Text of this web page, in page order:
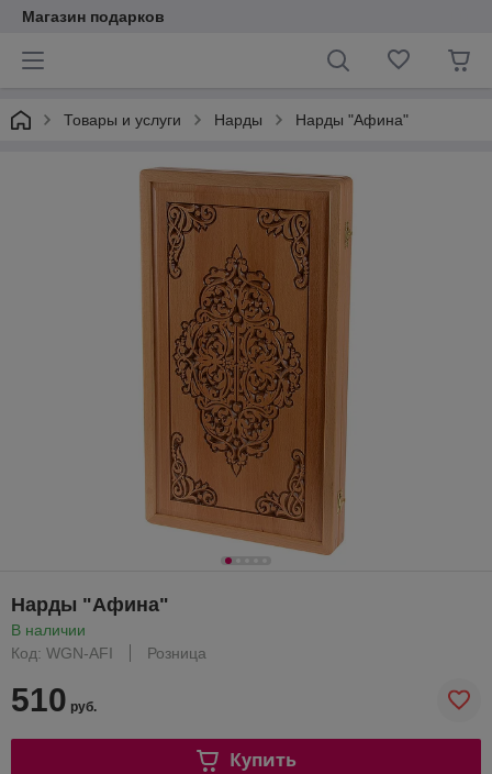
Магазин подарков
Товары и услуги Нарды Нарды "Афина"
Нарды "Афина"
В наличии
Код: WGN-AFI
Розница
510 руб.
Купить